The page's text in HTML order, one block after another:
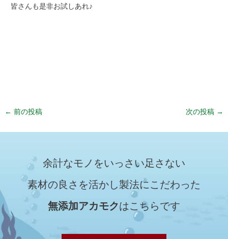
皆さんも是非お試しあれ♪
← 前の投稿 次の投稿 →
余計なモノをいっさい足さない
素材の良さを活かし製法にこだわった
無添加アカモクはこちらです